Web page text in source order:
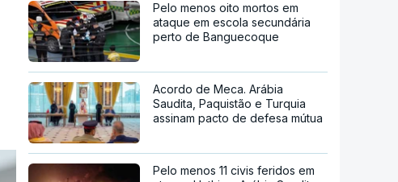
Pelo menos oito mortos em
ataque em escola secundária
perto de Banguecoque
Acordo de Meca. Arábia
Saudita, Paquistão e Turquia
assinam pacto de defesa mútua
Pelo menos 11 civis feridos em